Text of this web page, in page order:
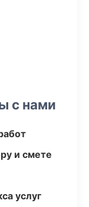
с нами
и смете
услуг